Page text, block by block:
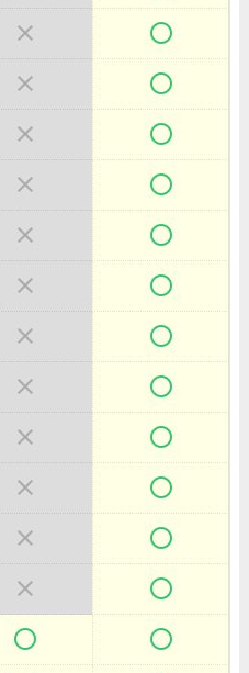
 
 
 
 
 
 
 
 
 
 
 
 
 